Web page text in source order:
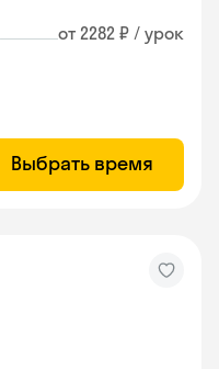
от 2282 ₽ / урок
Выбрать время